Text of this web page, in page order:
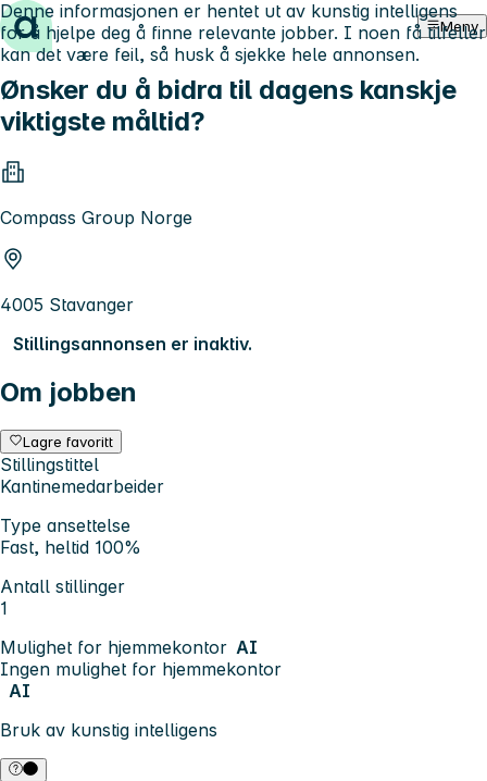
Hopp til innhold Meny
Ønsker du å bidra til dagens kanskje
viktigste måltid?
Compass Group Norge
4005 Stavanger
Stillingsannonsen er inaktiv.
Om jobben
Lagre favoritt
Stillingstittel
Kantinemedarbeider
Type ansettelse
Fast, heltid 100%
Antall stillinger
1
Mulighet for hjemmekontor AI
Ingen mulighet for hjemmekontor
AI
Bruk av kunstig intelligens
Denne informasjonen er hentet ut av kunstig intelligens
for å hjelpe deg å finne relevante jobber. I noen få tilfeller
kan det være feil, så husk å sjekke hele annonsen.